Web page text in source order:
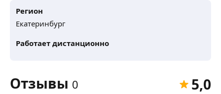
Регион
Екатеринбург
Работает дистанционно
Отзывы 0 5,0